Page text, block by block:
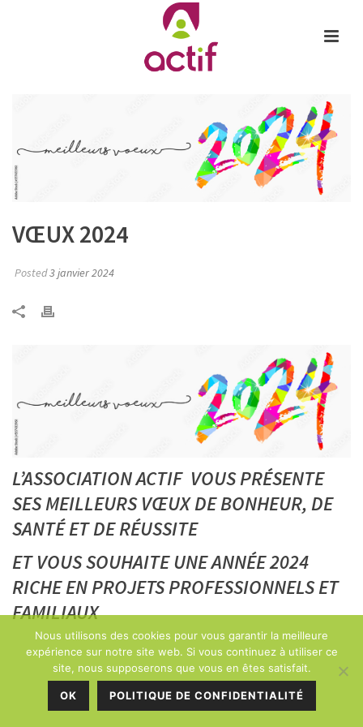
VŒUX 2024
Posted3 janvier 2024
L’ASSOCIATION ACTIF VOUS PRÉSENTE
SES MEILLEURS VŒUX DE BONHEUR, DE
SANTÉ ET DE RÉUSSITE
ET VOUS SOUHAITE UNE ANNÉE 2024
RICHE EN PROJETS PROFESSIONNELS ET
FAMILIAUX
Nous utilisons des cookies pour vous garantir la meilleure
expérience sur notre site web. Si vous continuez à utiliser ce
site, nous supposerons que vous en êtes satisfait.
OK POLITIQUE DE CONFIDENTIALITÉ